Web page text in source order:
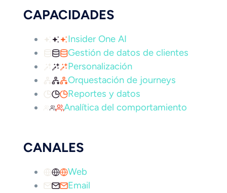
CAPACIDADES
Insider One AI
Gestión de datos de clientes
Personalización
Orquestación de journeys
Reportes y datos
Analítica del comportamiento
CANALES
Web
Email